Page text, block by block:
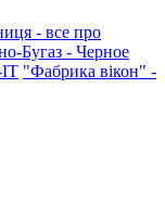
- все про
Бугаз - Черное
IT "Фабрика вікон" -